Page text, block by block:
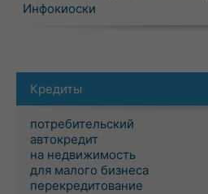
Инфокиоски
Кредиты
потребительский
автокредит
на недвижимость
для малого бизнеса
перекредитование